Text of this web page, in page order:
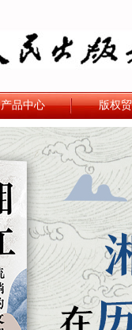
产品中心 版权